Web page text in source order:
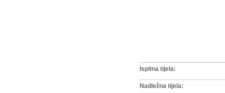
Ispitna tijela:
Nadležna tijela: